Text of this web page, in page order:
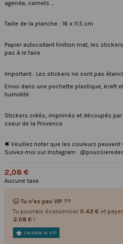
agenda, carnets ...
Taille de la planche : 16 x 11.5 cm
Papier autocollant finition mat, les
pas à le faire
Important : Les stickers ne sont pas
Envoi dans une pochette plastique, kraft
humidité
Stickers créés, imprimés et découpés
coeur de la Provence
✖ Veuillez noter que les couleurs
Suivez-moi sur Instagram :
2,08 €
Aucune taxe
Tu n'es pas VIP ??
Tu pourrais économiser 0.42 € et
2.08 € !
J'achète le VIP